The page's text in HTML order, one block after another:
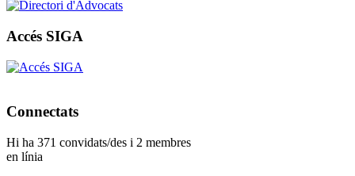
Accés SIGA
Connectats
Hi ha 371 convidats/des i 2 membres
en línia